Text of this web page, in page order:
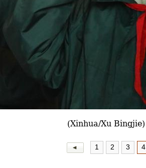
(Xinhua/Xu Bingjie)
1 2 3 4